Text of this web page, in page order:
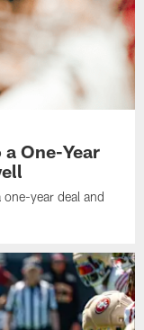
One-Year
year deal and